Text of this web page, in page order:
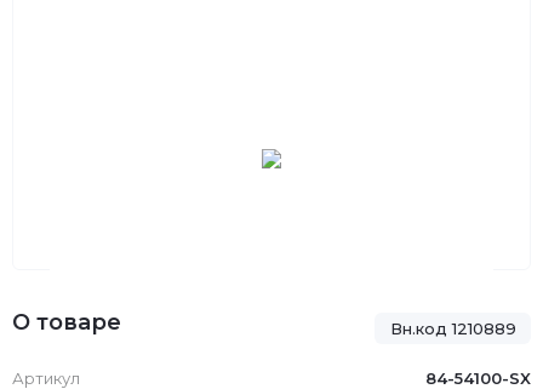
Вн.код 1210889
О товаре
Артикул 84-54100-SX